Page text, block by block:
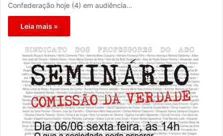
Confederação hoje (4) em audiência…
Leia mais »